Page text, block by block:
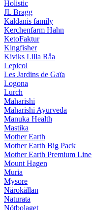
Holistic
JL Bragg
Kaldanis family
Kerchenfarm Hahn
KetoFaktur
Kingfisher
Kiviks Lilla Råa
Lepicol
Les Jardins de Gaïa
Logona
Lurch
Maharishi
Maharishi Ayurveda
Manuka Health
Mastika
Mother Earth
Mother Earth Big Pack
Mother Earth Premium Line
Mount Hagen
Muria
Mysore
Närokällan
Naturata
Nötbolaget